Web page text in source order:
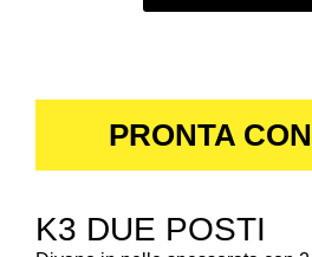
PRONTA
K3 DUE POSTI